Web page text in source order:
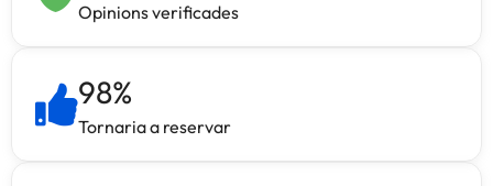
Opinions verificades
98%
Tornaria a reservar